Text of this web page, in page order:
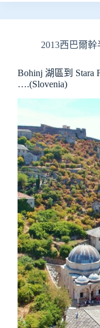
2013西巴爾
Bohinj 湖區到 Stara
….(Slovenia)